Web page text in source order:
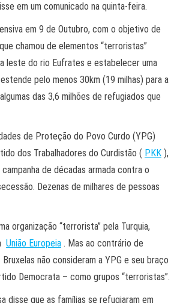
em um comunicado na quinta-feira.
em 9 de Outubro, com o objetivo de
chamou de elementos “terroristas”
leste do rio Eufrates e estabelecer uma
estende pelo menos 30km (19 milhas) para a
das 3,6 milhões de refugiados que
de Proteção do Povo Curdo (YPG)
dos Trabalhadores do Curdistão ( PKK ),
de décadas armada contra o
Dezenas de milhares de pessoas
organização “terrorista” pela Turquia,
União Europeia . Mas ao contrário de
não consideram a YPG e seu braço
Democrata – como grupos “terroristas”.
disse que as famílias se refugiaram em